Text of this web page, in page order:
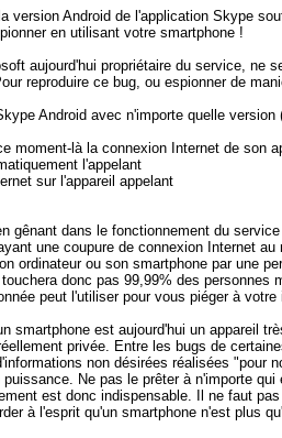
version Android de l'application Skype
en utilisant votre smartphone !
aujourd'hui propriétaire du service, ne
reproduire ce bug, ou espionner de
Android avec n'importe quelle version
moment-là la connexion Internet de son
l'appelant
sur l'appareil appelant
gênant dans le fonctionnement du
une coupure de connexion Internet au
ordinateur ou son smartphone par une
donc pas 99,99% des personnes
peut l'utiliser pour vous piéger à votre
smartphone est aujourd'hui un appareil
privée. Entre les bugs de
non désirées réalisées "pour
Ne pas le prêter à n'importe qui
est donc indispensable. Il ne faut
à l'esprit qu'un smartphone n'est plus